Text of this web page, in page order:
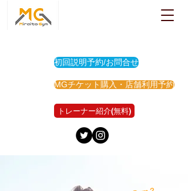
初回説明予約/お問合せ
MGチケット購入・店舗利用予約
トレーナー紹介(無料)